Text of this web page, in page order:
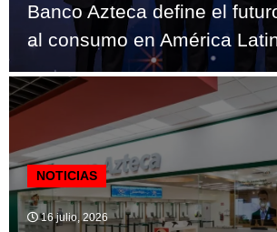
Banco Azteca define el
al consumo en América
NOTICIAS
16 julio, 2026